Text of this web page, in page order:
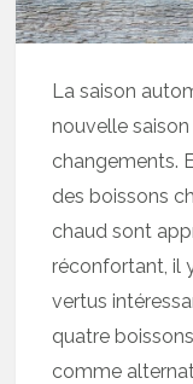
La saison
nouvelle
changements.
des boissons
chaud sont
réconfortant, il
vertus
quatre
comme